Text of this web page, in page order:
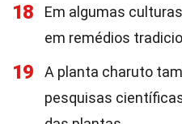
18
Em algumas
em remédios
19
A planta charuto
pesquisas